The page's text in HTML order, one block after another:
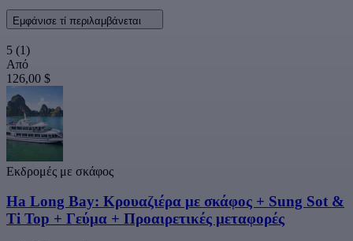
Εμφάνισε τί περιλαμβάνεται
5 (1)
Από
126,00 $
Εκδρομές με σκάφος
Ha Long Bay: Κρουαζιέρα με σκάφος + Sung Sot &
Ti Top + Γεύμα + Προαιρετικές μεταφορές